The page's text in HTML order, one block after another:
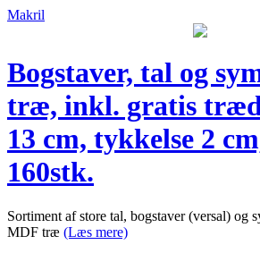
Makril
Bogstaver, tal og
træ, inkl. gratis
13 cm, tykkelse 2
160stk.
Sortiment af store tal, bogstaver (versal) og
MDF træ (Læs mere)